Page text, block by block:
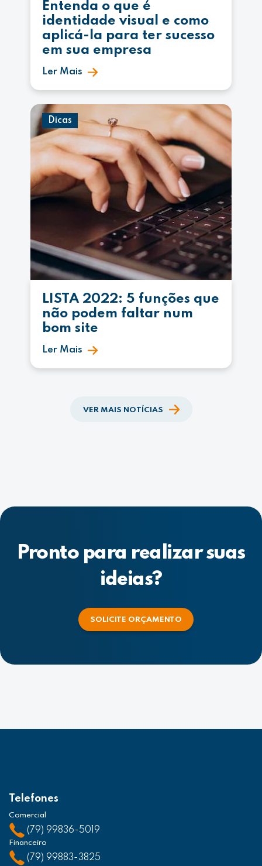
Entenda o que é
identidade visual e como
aplicá-la para ter sucesso
em sua empresa
Ler Mais
Dicas
LISTA 2022: 5 funções que
não podem faltar num
bom site
Ler Mais
VER MAIS NOTÍCIAS
Pronto para realizar suas
ideias?
SOLICITE ORÇAMENTO
Telefones
Comercial
(79) 99836-5019
Financeiro
(79) 99883-3825